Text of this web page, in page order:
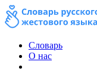
Словарь
О нас